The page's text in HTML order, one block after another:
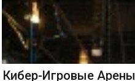
Кибер-Игровые Арены